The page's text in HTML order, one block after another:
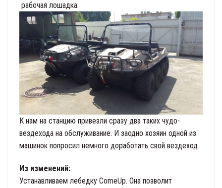
рабочая лошадка.
К нам на станцию привезли сразу два таких чудо-
вездехода на обслуживание. И заодно хозяин одной из
машинок попросил немного доработать свой вездеход.
Из изменений:
Устанавливаем лебедку ComeUp. Она позволит